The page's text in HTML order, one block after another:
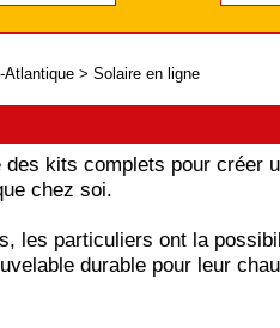
Atlantique > Solaire en ligne
kits complets pour créer
chez soi.
les particuliers ont la
durable pour leur